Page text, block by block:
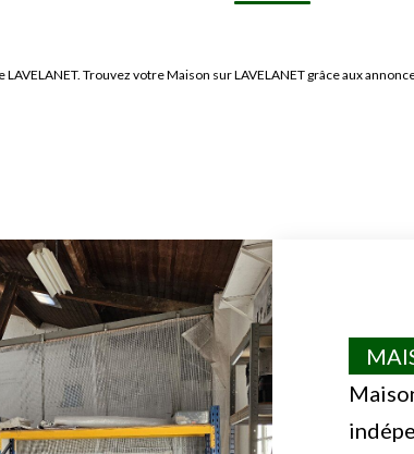
Trouvez votre Maison sur LAVELANET grâce aux